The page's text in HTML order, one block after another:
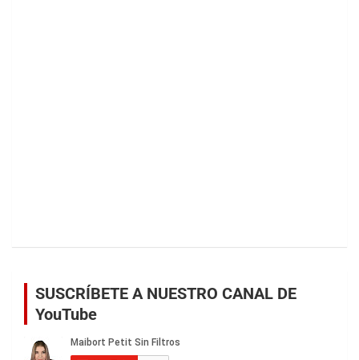
SUSCRÍBETE A NUESTRO CANAL DE
YouTube